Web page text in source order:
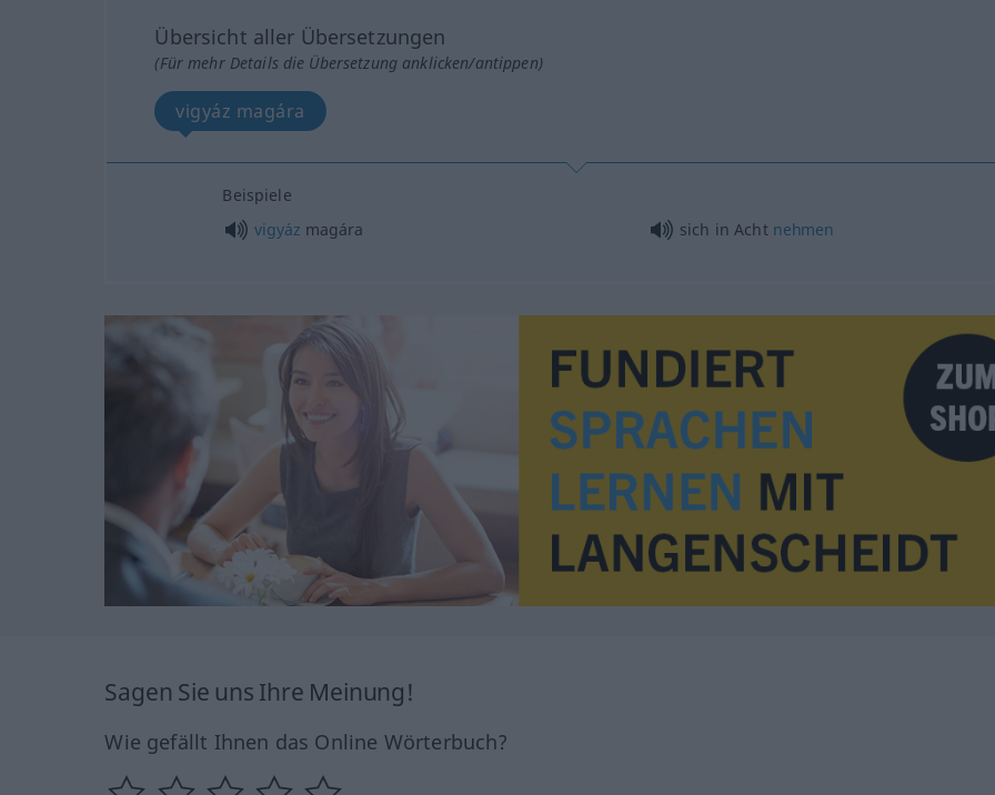
Übersicht aller Übersetzungen
(Für mehr Details die Übersetzung anklicken/antippen)
vigyáz magára
Beispiele
vigyáz magára sich in Acht nehmen
Sagen Sie uns Ihre Meinung!
Wie gefällt Ihnen das Online Wörterbuch?